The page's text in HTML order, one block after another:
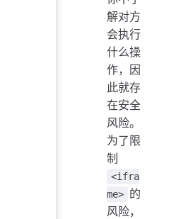
解对方
会执行
什么操
作，因
此就存
在安全
风险。
为了限
制
<ifra
me> 的
风险，